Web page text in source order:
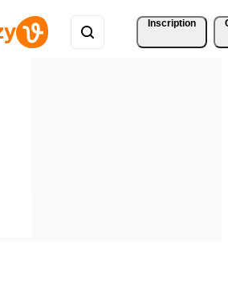
Inscription